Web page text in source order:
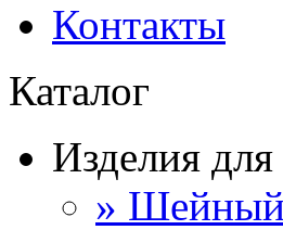
Контакты
Каталог
Изделия
» Шейный